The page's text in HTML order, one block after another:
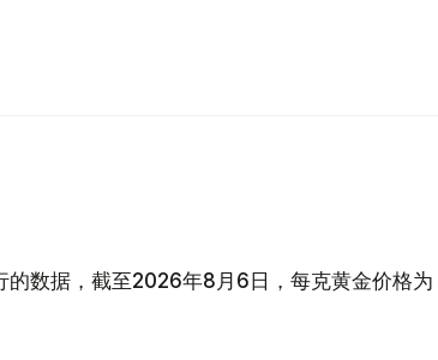
的数据，截至2026年8月6日，每克黄金价格为